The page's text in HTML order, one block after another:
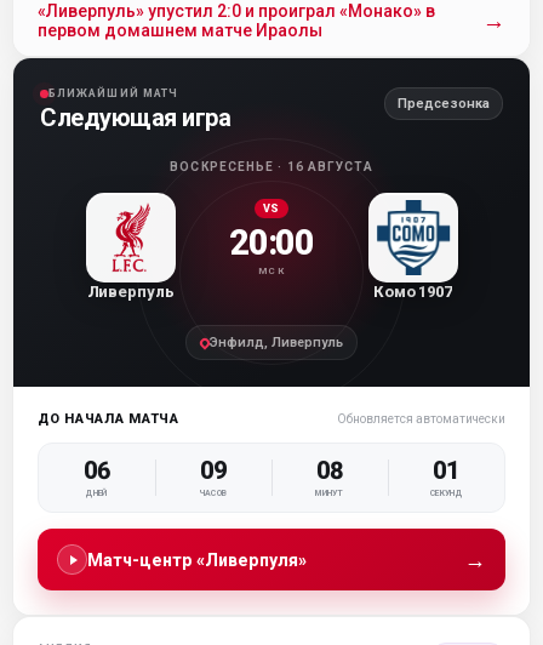
«Ливерпуль» упустил 2:0 и проиграл «Монако» в
первом домашнем матче Ираолы
→
БЛИЖАЙШИЙ МАТЧ
Следующая игра Предсезонка
ВОСКРЕСЕНЬЕ · 16 АВГУСТА
Ливерпуль
VS
20:00
МСК
Комо 1907
Энфилд, Ливерпуль
ДО НАЧАЛА МАТЧА Обновляется автоматически
06
ДНЕЙ
09
ЧАСОВ
08
МИНУТ
00
СЕКУНД
Матч-центр «Ливерпуля» →